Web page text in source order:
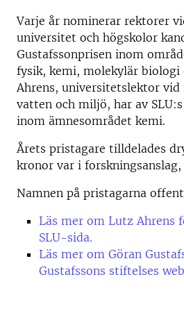
Varje år nominerar rektorer
universitet och högskolor
Gustafssonprisen inom
fysik, kemi, molekylär biologi
Ahrens, universitetslektor
vatten och miljö, har av
inom ämnesområdet kemi.
Årets pristagare tilldelades
kronor var i
Namnen på pristagarna
Läs mer om Lutz Ahrens
SLU-sida.
Läs mer om Göran
Gustafssons stiftelses